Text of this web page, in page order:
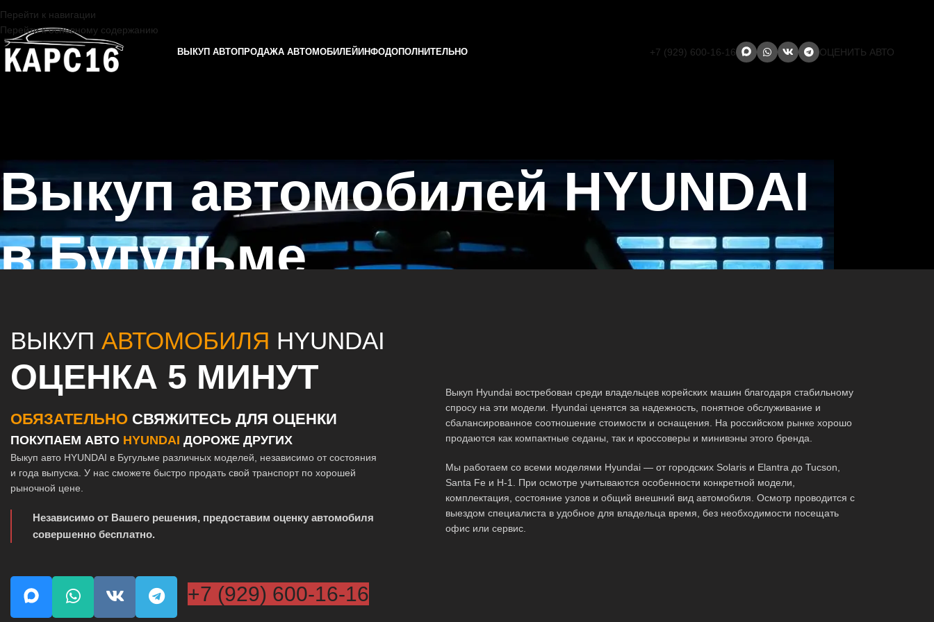
Перейти к навигации
Перейти к основному содержанию
ВЫКУП АВТОПРОДАЖА АВТОМОБИЛЕЙ ИНФОДОПОЛНИТЕЛЬНО +7 (929) 600-16-16 ОЦЕНИТЬ АВТО
Выкуп автомобилей HYUNDAI
в Бугульме
ВЫКУП АВТОМОБИЛЯ HYUNDAI
ОЦЕНКА 5 МИНУТ
ОБЯЗАТЕЛЬНО СВЯЖИТЕСЬ ДЛЯ ОЦЕНКИ
ПОКУПАЕМ АВТО HYUNDAI ДОРОЖЕ ДРУГИХ
Выкуп авто HYUNDAI в Бугульме различных моделей, независимо от состояния
и года выпуска. У нас сможете быстро продать свой транспорт по хорошей
рыночной цене.
Независимо от Вашего решения, предоставим оценку автомобиля
совершенно бесплатно.
+7 (929) 600-16-16
Выкуп Hyundai востребован среди владельцев корейских машин благодаря стабильному
спросу на эти модели. Hyundai ценятся за надежность, понятное обслуживание и
сбалансированное соотношение стоимости и оснащения. На российском рынке хорошо
продаются как компактные седаны, так и кроссоверы и минивэны этого бренда.
Мы работаем со всеми моделями Hyundai — от городских Solaris и Elantra до Tucson,
Santa Fe и H-1. При осмотре учитываются особенности конкретной модели,
комплектация, состояние узлов и общий внешний вид автомобиля. Осмотр проводится с
выездом специалиста в удобное для владельца время, без необходимости посещать
офис или сервис.